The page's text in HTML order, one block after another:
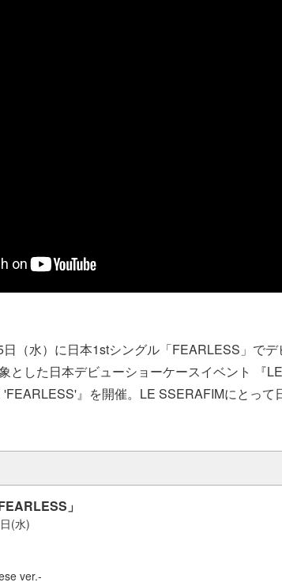
（水）に日本1stシングル「FEARLESS」で
とした日本デビューショーケースイベント 『
』を開催。LE SSERAFIMにとって
」
(水)
ver.-